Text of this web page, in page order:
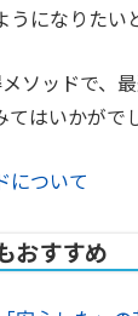
になりたい
ソッドで、
はいかがで
について
おすすめ